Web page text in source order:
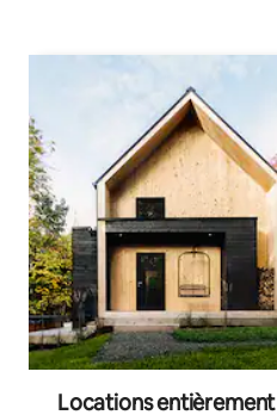
Locations entièrement